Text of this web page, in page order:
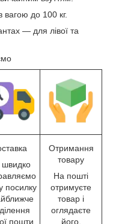
вагою до 100 кг.
— для лівої та
посилку
пошти
Отримання
товару
На пошті
отримуєте
товар і
оглядаєте
його.